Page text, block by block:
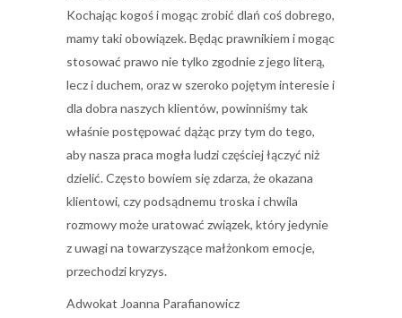
Kochając kogoś i mogąc zrobić dlań coś dobrego,
mamy taki obowiązek. Będąc prawnikiem i mogąc
stosować prawo nie tylko zgodnie z jego literą,
lecz i duchem, oraz w szeroko pojętym interesie i
dla dobra naszych klientów, powinniśmy tak
właśnie postępować dążąc przy tym do tego,
aby nasza praca mogła ludzi częściej łączyć niż
dzielić. Często bowiem się zdarza, że okazana
klientowi, czy podsądnemu troska i chwila
rozmowy może uratować związek, który jedynie
z uwagi na towarzyszące małżonkom emocje,
przechodzi kryzys.
Adwokat Joanna Parafianowicz